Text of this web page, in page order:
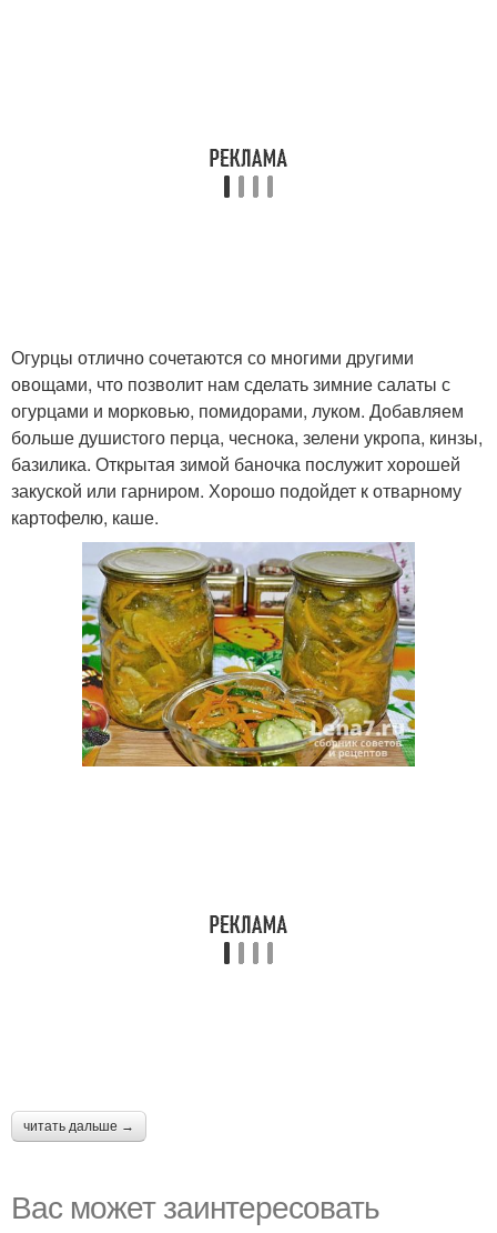
Огурцы отлично сочетаются со многими другими
овощами, что позволит нам сделать зимние салаты с
огурцами и морковью, помидорами, луком. Добавляем
больше душистого перца, чеснока, зелени укропа, кинзы,
базилика. Открытая зимой баночка послужит хорошей
закуской или гарниром. Хорошо подойдет к отварному
картофелю, каше.
читать дальше →
Вас может заинтересовать